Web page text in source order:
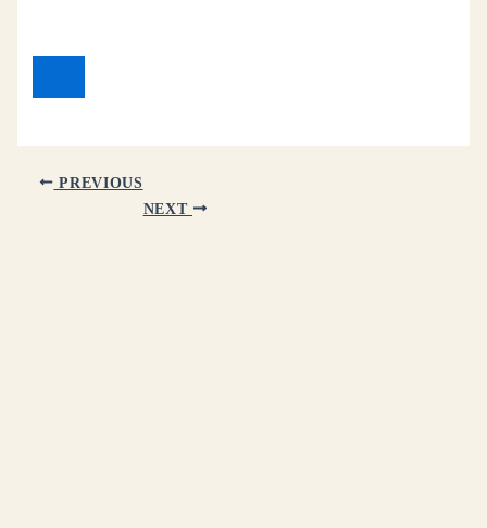
PREVIOUS
NEXT